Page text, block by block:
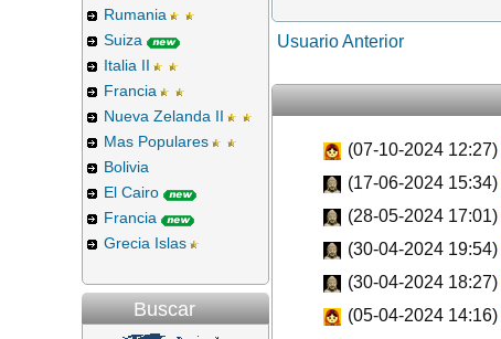
Rumania
Suiza
Italia II
Francia
Nueva Zelanda II
Mas Populares
Bolivia
El Cairo
Francia
Grecia Islas
Buscar
Usuario Anterior
(07-10-2024 12:27)
(17-06-2024 15:34)
(28-05-2024 17:01)
(30-04-2024 19:54)
(30-04-2024 18:27)
(05-04-2024 14:16)